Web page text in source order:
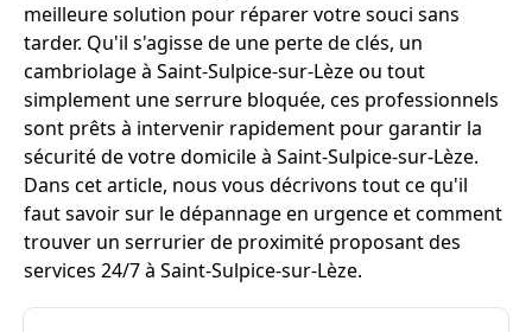
meilleure solution pour réparer votre souci sans
tarder. Qu'il s'agisse de une perte de clés, un
cambriolage à Saint-Sulpice-sur-Lèze ou tout
simplement une serrure bloquée, ces professionnels
sont prêts à intervenir rapidement pour garantir la
sécurité de votre domicile à Saint-Sulpice-sur-Lèze.
Dans cet article, nous vous décrivons tout ce qu'il
faut savoir sur le dépannage en urgence et comment
trouver un serrurier de proximité proposant des
services 24/7 à Saint-Sulpice-sur-Lèze.